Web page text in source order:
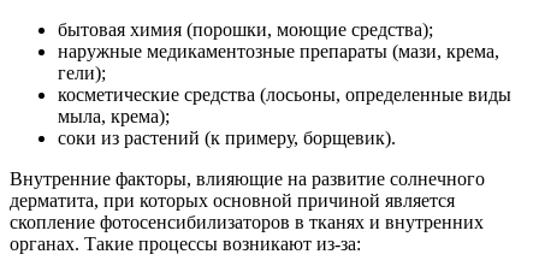
бытовая химия (порошки, моющие средства);
наружные медикаментозные препараты (мази, крема,
гели);
косметические средства (лосьоны, определенные виды
мыла, крема);
соки из растений (к примеру, борщевик).
Внутренние факторы, влияющие на развитие солнечного
дерматита, при которых основной причиной является
скопление фотосенсибилизаторов в тканях и внутренних
органах. Такие процессы возникают из-за: